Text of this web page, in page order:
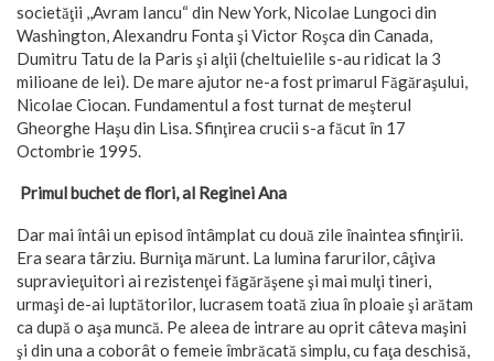
societăţii ,,Avram Iancu“ din New York, Nicolae Lungoci din
Washington, Alexandru Fonta şi Victor Roşca din Canada,
Dumitru Tatu de la Paris şi alţii (cheltuielile s-au ridicat la 3
milioane de lei). De mare ajutor ne-a fost primarul Făgăraşului,
Nicolae Ciocan. Fundamentul a fost turnat de meşterul
Gheorghe Haşu din Lisa. Sfinţirea crucii s-a făcut în 17
Octombrie 1995.
Primul buchet de flori, al Reginei Ana
Dar mai întâi un episod întâmplat cu două zile înaintea sfinţirii.
Era seara târziu. Burniţa mărunt. La lumina farurilor, câţiva
supravieţuitori ai rezistenţei făgărăşene şi mai mulţi tineri,
urmaşi de-ai luptătorilor, lucrasem toată ziua în ploaie şi arătam
ca după o aşa muncă. Pe aleea de intrare au oprit câteva maşini
şi din una a coborât o femeie îmbrăcată simplu, cu faţa deschisă,